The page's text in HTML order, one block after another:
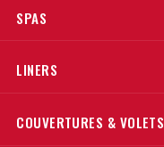
SPAS
LINERS
COUVERTURES & VOLETS